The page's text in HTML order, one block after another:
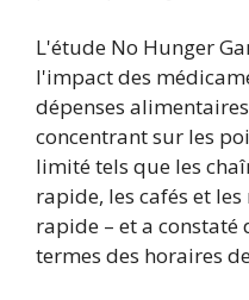
L'étude No Hunger
l'impact des
dépenses
concentrant sur les
limité tels que les
rapide, les cafés et
rapide – et a constaté
termes des horaires